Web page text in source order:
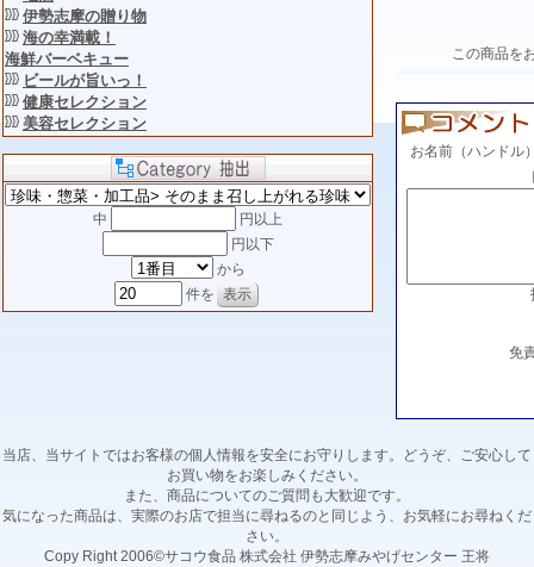
伊勢志摩の贈り物
海の幸満載！
海鮮バーベキュー
ビールが旨いっ！
健康セレクション
美容セレクション
中
円以上
円以下
から
件を
この商品を
お名前（ハンドル
免
当店、当サイトではお客様の個人情報を安全にお守りします。どうぞ、ご安心して
お買い物をお楽しみください。
また、商品についてのご質問も大歓迎です。
気になった商品は、実際のお店で担当に尋ねるのと同じよう、お気軽にお尋ねくだ
さい。
Copy Right 2006©サコウ食品 株式会社 伊勢志摩みやげセンター 王将